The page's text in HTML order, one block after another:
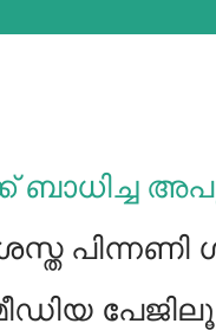
ബാധിച്ച